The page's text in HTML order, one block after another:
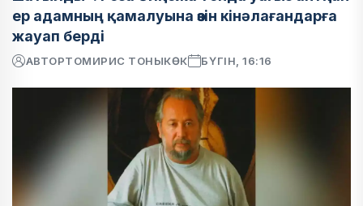
ер адамның қамалуына өзін кінәлағандарға
жауап берді
АВТОРТОМИРИС ТОНЫКӨК БҮГІН, 16:16